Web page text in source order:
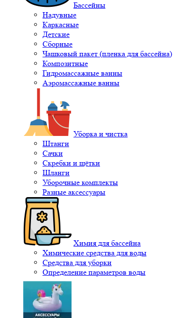
Бассейны
Надувные
Каркасные
Детские
Сборные
Чашковый пакет (пленка для бассейна)
Композитные
Гидромассажные ванны
Аэромассажные ванны
Уборка и чистка
Штанги
Сачки
Скребки и щётки
Шланги
Уборочные комплекты
Разные аксессуары
Химия для бассейна
Химические средства для воды
Средства для уборки
Определение параметров воды